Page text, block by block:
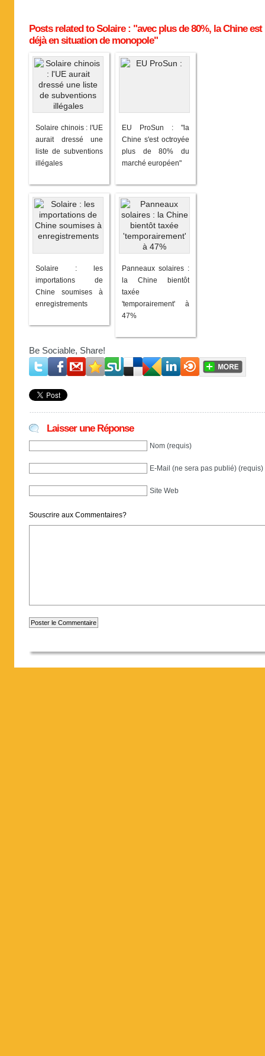
Posts related to Solaire : "avec plus de 80%, la Chine est
déjà en situation de monopole"
Solaire chinois : l'UE
aurait dressé une
liste de subventions
illégales
EU ProSun : "la
Chine s'est octroyée
plus de 80% du
marché européen"
Solaire : les
importations de
Chine soumises à
enregistrements
Panneaux solaires :
la Chine bientôt
taxée
'temporairement' à
47%
Be Sociable, Share!
Laisser une Réponse
Nom (requis)
E-Mail (ne sera pas publié) (requis)
Site Web
Souscrire aux Commentaires?